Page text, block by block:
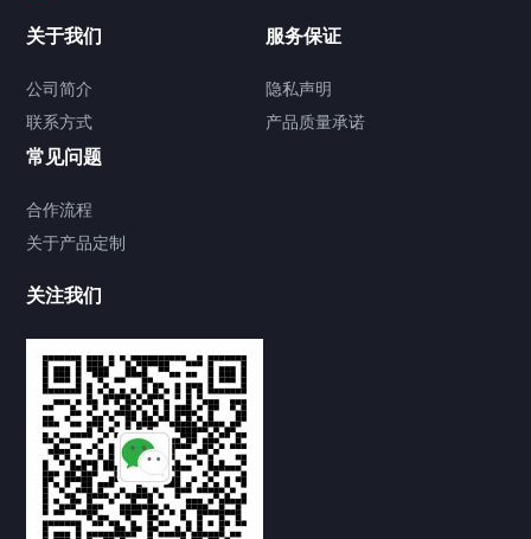
关于我们
公司简介
联系方式
服务保证
隐私声明
产品质量承诺
常见问题
合作流程
关于产品定制
关注我们